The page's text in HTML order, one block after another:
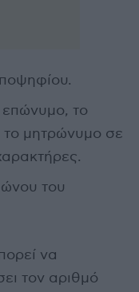
το
μητρώνυμο σε
του
να
τον αριθμό